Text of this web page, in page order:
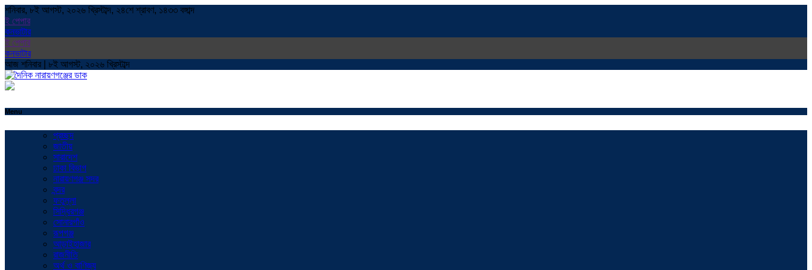
শনিবার, ৮ই আগস্ট, ২০২৬ খ্রিস্টাব্দ, ২৪শে শ্রাবণ, ১৪৩৩ বঙ্গাব্দ
ই পেপার
কনভাটার
ই পেপার
কনভাটার
আজ শনিবার | ৮ই আগস্ট, ২০২৬ খ্রিস্টাব্দ
Menu
প্রচ্ছদ
জাতীয়
সারাদেশ
ঢাকা বিভাগ
নারায়ণগঞ্জ সদর
বন্দর
ফতুল্লা
সিদ্ধিরগঞ্জ
সোনারগাঁও
রূপগঞ্জ
আড়াইহাজার
রাজনীতি
অর্থ ও বাণিজ্য